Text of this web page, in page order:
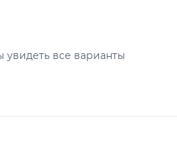
увидеть все варианты